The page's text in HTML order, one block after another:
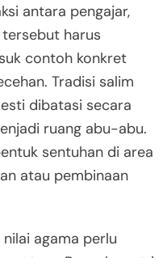
antara pengajar,
harus
contoh konkret
Tradisi salim
dibatasi secara
ruang abu-abu.
sentuhan di area
atau pembinaan
agama perlu